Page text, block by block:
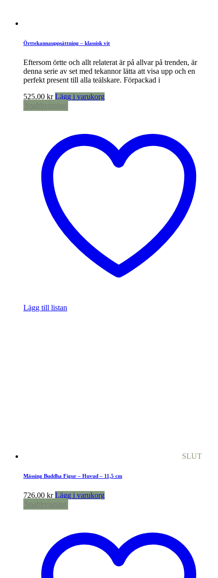
Örttekannauppsättning – klassisk vit
Eftersom örtte och allt relaterat är på allvar på trenden, är
denna serie av set med tekannor lätta att visa upp och en
perfekt present till alla teälskare. Förpackad i
525,00 kr Lägg i varukorg
Snabbvisning
Lägg till listan
SLUT
Mässing Buddha Figur – Huvud – 11,5 cm
726,00 kr Lägg i varukorg
Snabbvisning